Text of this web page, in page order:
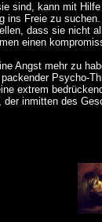
sind, kann mit
ins Freie zu
dass sie nicht
einen
Angst mehr zu
Psycho-
extrem
inmitten des